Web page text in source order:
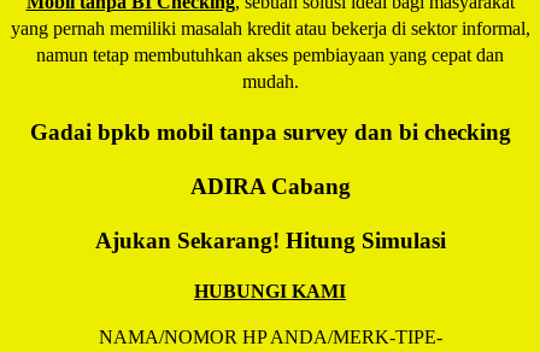
yang pernah memiliki masalah kredit atau bekerja di sektor informal,
namun tetap membutuhkan akses pembiayaan yang cepat dan
mudah.
Gadai bpkb mobil tanpa survey dan bi checking
ADIRA Cabang
Ajukan Sekarang! Hitung Simulasi
HUBUNGI KAMI
NAMA/NOMOR HP ANDA/MERK-TIPE-